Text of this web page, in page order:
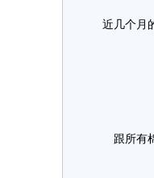
近几个月的
跟所有棉